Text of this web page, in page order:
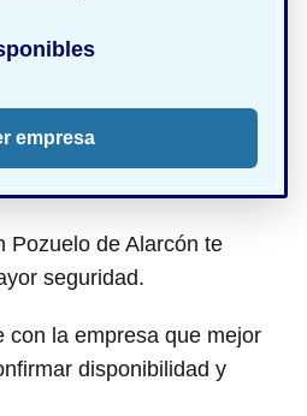
empresa
Pozuelo de Alarcón te
seguridad.
con la empresa que mejor
disponibilidad y